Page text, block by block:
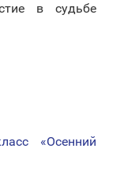
в судьбе
«Осенний